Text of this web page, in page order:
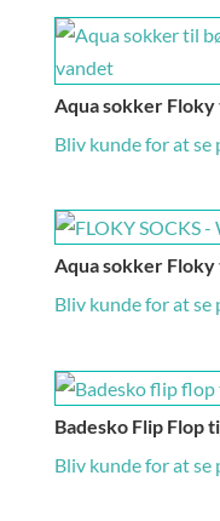
Aqua sokker
Bliv kunde for at se
Aqua sokker
Bliv kunde for at se
Badesko Flip Flop
Bliv kunde for at se